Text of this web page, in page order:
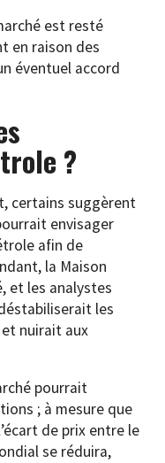
est resté
en raison des
éventuel accord
?
certains suggèrent
envisager
afin de
la Maison
et les analystes
les
nuirait aux
pourrait
; à mesure que
de prix entre le
se réduira,